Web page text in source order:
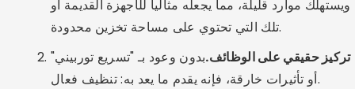
ويستهلك موارد قليلة، مما يجعله مثالياً للأجهزة القديمة أو
تلك التي تحتوي على مساحة تخزين محدودة.
تركيز حقيقي على الوظائف.بدون وعود بـ "تسريع توربيني"
أو تأثيرات خارقة، فإنه يقدم ما يعد به: تنظيف فعال.